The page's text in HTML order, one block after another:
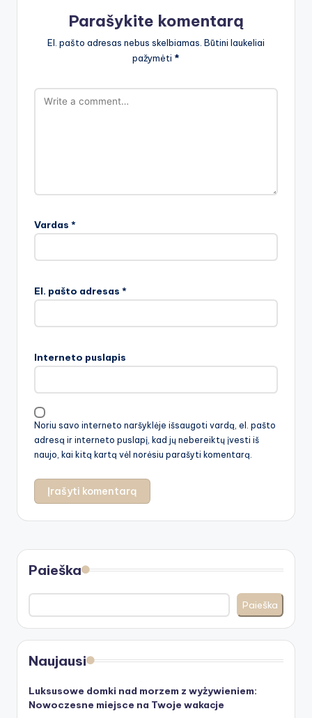
Parašykite komentarą
El. pašto adresas nebus skelbiamas. Būtini laukeliai
pažymėti *
Vardas *
El. pašto adresas *
Interneto puslapis
Noriu savo interneto naršyklėje išsaugoti vardą, el. pašto
adresą ir interneto puslapį, kad jų nebereiktų įvesti iš
naujo, kai kitą kartą vėl norėsiu parašyti komentarą.
Paieška
Paieška
Naujausi
Luksusowe domki nad morzem z wyżywieniem:
Nowoczesne miejsce na Twoje wakacje